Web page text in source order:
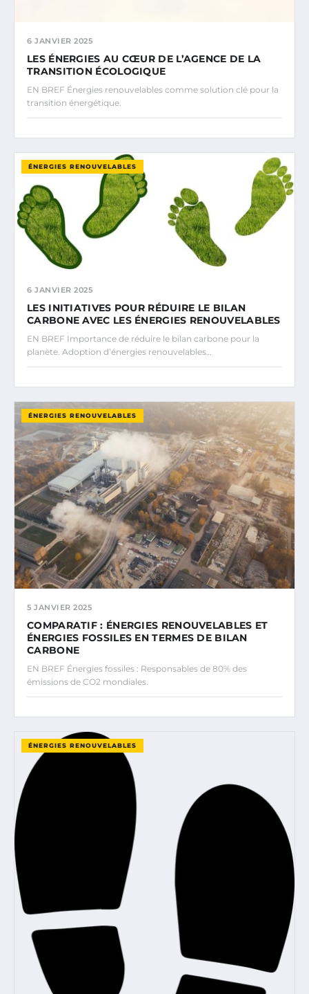
6 JANVIER 2025
LES ÉNERGIES AU CŒUR DE L’AGENCE DE LA
TRANSITION ÉCOLOGIQUE
EN BREF Énergies renouvelables comme solution clé pour la
transition énergétique.
ÉNERGIES RENOUVELABLES
6 JANVIER 2025
LES INITIATIVES POUR RÉDUIRE LE BILAN
CARBONE AVEC LES ÉNERGIES RENOUVELABLES
EN BREF Importance de réduire le bilan carbone pour la
planète. Adoption d’énergies renouvelables…
ÉNERGIES RENOUVELABLES
5 JANVIER 2025
COMPARATIF : ÉNERGIES RENOUVELABLES ET
ÉNERGIES FOSSILES EN TERMES DE BILAN
CARBONE
EN BREF Énergies fossiles : Responsables de 80% des
émissions de CO2 mondiales.
ÉNERGIES RENOUVELABLES